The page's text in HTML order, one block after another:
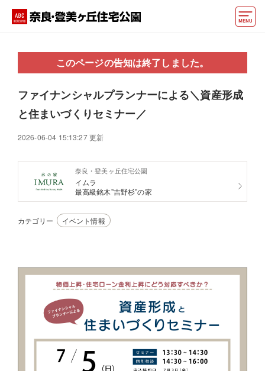
動画でモデルハウス見学
イベント情報・プレゼント
住まいづくりお役立ち情報
マイページ
このページの告知は終了しました。
ファイナンシャルプランナーによる＼資産形成
と住まいづくりセミナー／
2026-06-04 15:13:27 更新
奈良・登美ヶ丘住宅公園
イムラ
最高級銘木”吉野杉”の家
カテゴリー イベント情報